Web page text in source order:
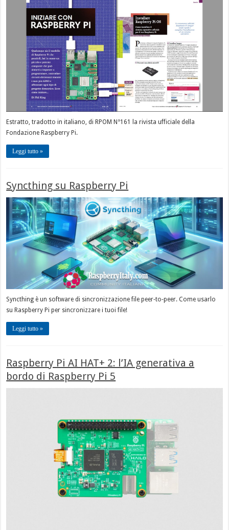
Estratto, tradotto in italiano, di RPOM N°161 la rivista ufficiale della
Fondazione Raspberry Pi.
Leggi tutto »
Syncthing su Raspberry Pi
Syncthing è un software di sincronizzazione file peer‑to‑peer. Come usarlo
su Raspberry Pi per sincronizzare i tuoi file!
Leggi tutto »
Raspberry Pi AI HAT+ 2: l’IA generativa a
bordo di Raspberry Pi 5